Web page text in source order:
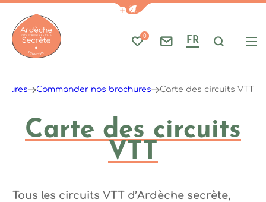
Afficher la barre de
Mes favoris
0
Nous contacter
FR Je
Commander nos brochures Carte des circuits VTT
Carte des circuits
VTT
Tous les circuits VTT d’Ardèche secrète,